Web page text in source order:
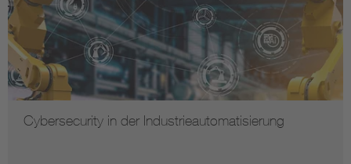
Cybersecurity in der Industrieautomatisierung